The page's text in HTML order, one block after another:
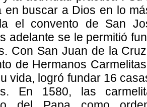
en buscar a Dios en lo
el convento de San
adelante se le permitió
Con San Juan de la
de Hermanos
vida, logró fundar 16
En 1580, las